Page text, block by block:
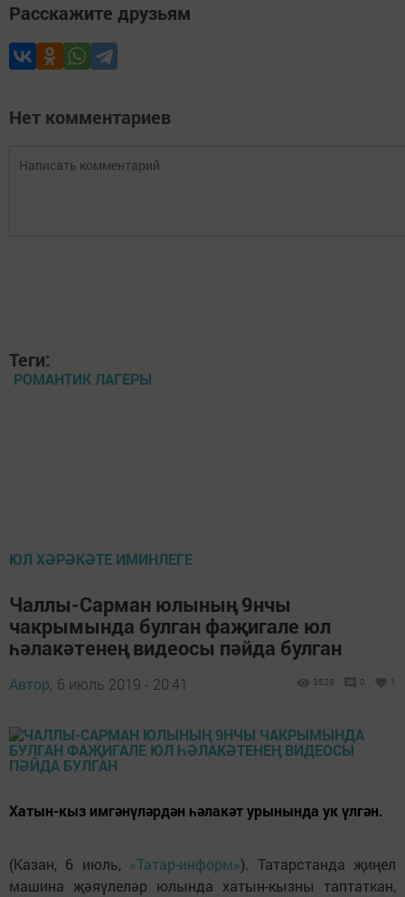
Расскажите друзьям
Нет комментариев
Теги:
РОМАНТИК ЛАГЕРЫ
ЮЛ ХӘРӘКӘТЕ ИМИНЛЕГЕ
Чаллы-Сарман юлының 9нчы
чакрымында булган фаҗигале юл
һәлакәтенең видеосы пәйда булган
Автор, 6 июль 2019 - 20:41 3529 0 1
Хатын-кыз имгәнүләрдән һәлакәт урынында ук үлгән.
(Казан, 6 июль, «Татар-информ»). Татарстанда җиңел
машина җәяүлеләр юлында хатын-кызны таптаткан,